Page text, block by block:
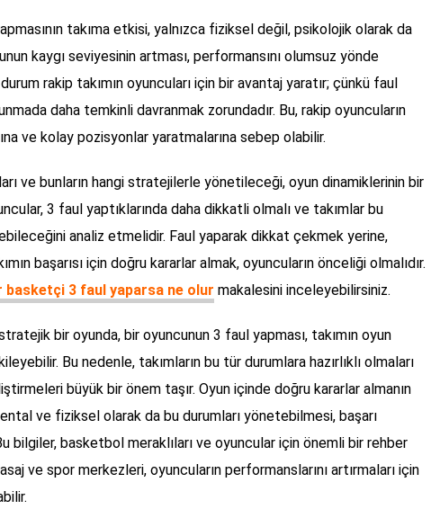
takıma etkisi, yalnızca fiziksel değil, psikolojik olarak da
kaygı seviyesinin artması, performansını olumsuz yönde
rakip takımın oyuncuları için bir avantaj yaratır; çünkü faul
daha temkinli davranmak zorundadır. Bu, rakip oyuncuların
ve kolay pozisyonlar yaratmalarına sebep olabilir.
ve bunların hangi stratejilerle yönetileceği, oyun dinamiklerinin bir
3 faul yaptıklarında daha dikkatli olmalı ve takımlar bu
analiz etmelidir. Faul yaparak dikkat çekmek yerine,
başarısı için doğru kararlar almak, oyuncuların önceliği olmalıdır.
basketçi 3 faul yaparsa ne olur makalesini inceleyebilirsiniz.
bir oyunda, bir oyuncunun 3 faul yapması, takımın oyun
Bu nedenle, takımların bu tür durumlara hazırlıklı olmaları
büyük bir önem taşır. Oyun içinde doğru kararlar almanın
ve fiziksel olarak da bu durumları yönetebilmesi, başarı
bilgiler, basketbol meraklıları ve oyuncular için önemli bir rehber
ve spor merkezleri, oyuncuların performanslarını artırmaları için